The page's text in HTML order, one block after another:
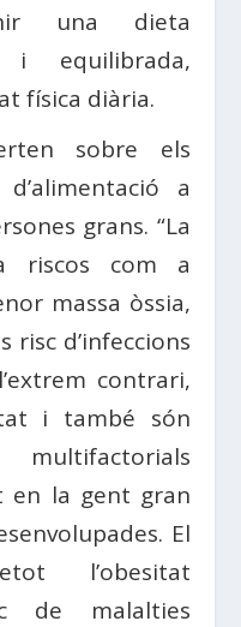
una dieta
i equilibrada,
física diària.
sobre els
a
grans. “La
riscos com a
massa òssia,
risc d’infeccions
contrari,
i també són
en la gent gran
El
l’obesitat
de malalties